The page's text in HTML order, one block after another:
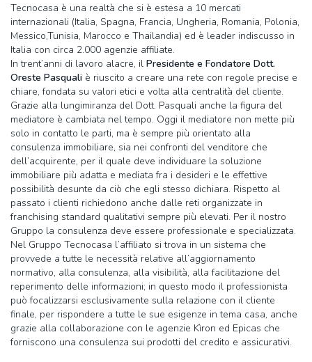
Tecnocasa è una realtà che si è estesa a 10 mercati
internazionali (Italia, Spagna, Francia, Ungheria, Romania, Polonia,
Messico,Tunisia, Marocco e Thailandia) ed è leader indiscusso in
Italia con circa 2.000 agenzie affiliate.
In trent’anni di lavoro alacre, il Presidente e Fondatore Dott.
Oreste Pasquali è riuscito a creare una rete con regole precise e
chiare, fondata su valori etici e volta alla centralità del cliente.
Grazie alla lungimiranza del Dott. Pasquali anche la figura del
mediatore è cambiata nel tempo. Oggi il mediatore non mette più
solo in contatto le parti, ma è sempre più orientato alla
consulenza immobiliare, sia nei confronti del venditore che
dell’acquirente, per il quale deve individuare la soluzione
immobiliare più adatta e mediata fra i desideri e le effettive
possibilità desunte da ciò che egli stesso dichiara. Rispetto al
passato i clienti richiedono anche dalle reti organizzate in
franchising standard qualitativi sempre più elevati. Per il nostro
Gruppo la consulenza deve essere professionale e specializzata.
Nel Gruppo Tecnocasa l’affiliato si trova in un sistema che
provvede a tutte le necessità relative all’aggiornamento
normativo, alla consulenza, alla visibilità, alla facilitazione del
reperimento delle informazioni; in questo modo il professionista
può focalizzarsi esclusivamente sulla relazione con il cliente
finale, per rispondere a tutte le sue esigenze in tema casa, anche
grazie alla collaborazione con le agenzie Kìron ed Epicas che
forniscono una consulenza sui prodotti del credito e assicurativi.